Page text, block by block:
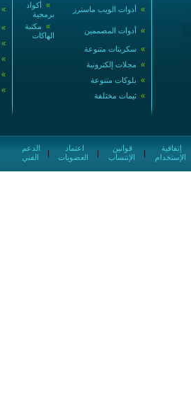
»
»
»
»
»
»
» أكواد
برمجية
» أدوات الويب ماسترز
» مكتبة
الهاكات
» أدوات المصممين
» سكربتات متنوعة
» مجلات إلكترونية
» بلوكات متنوعة
» ثيمات مختلفة
الفني
|
العضويات
|
الإنتساب
|
الإستخدام